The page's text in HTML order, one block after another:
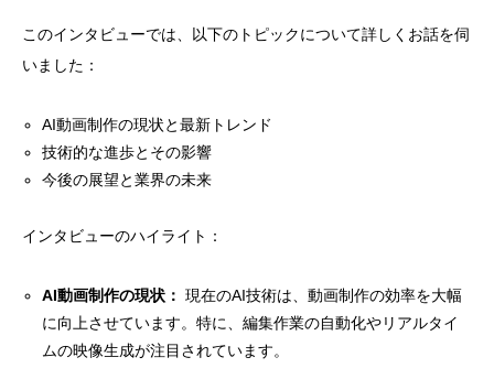
このインタビューでは、以下のトピックについて詳しくお話を伺
いました：
AI動画制作の現状と最新トレンド
技術的な進歩とその影響
今後の展望と業界の未来
インタビューのハイライト：
AI動画制作の現状： 現在のAI技術は、動画制作の効率を大幅
に向上させています。特に、編集作業の自動化やリアルタイ
ムの映像生成が注目されています。